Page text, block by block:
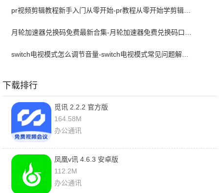
pr视频剪辑教程新手入门从零开始-pr教程从零开始学剪辑全集免费
switch电视模式怎么调节音量-switch电视模式常见问题解决方案
下载排行
觅讯 2.2.2 官方版
164.58M
办公通讯
凤凰v讯 4.6.3 安卓版
112.2M
办公通讯